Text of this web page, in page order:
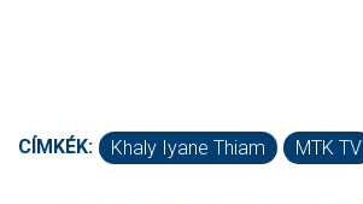
CÍMKÉK: Khaly Iyane Thiam MTK TV